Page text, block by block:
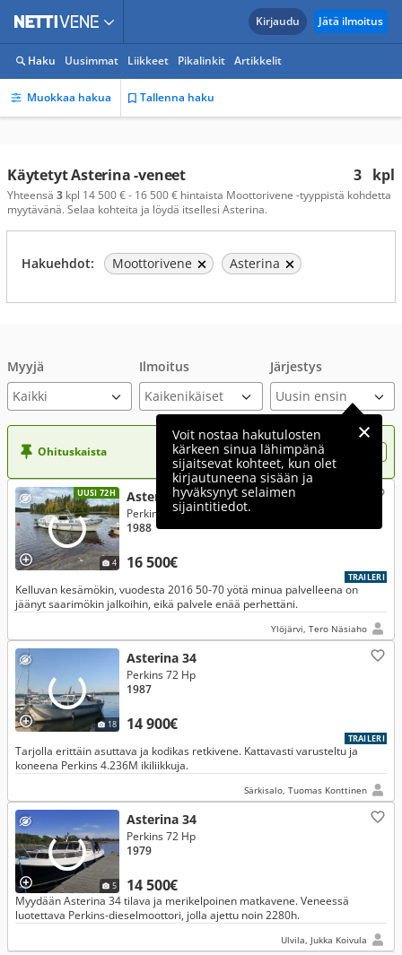
Kirjaudu Jätä ilmoitus
Haku Uusimmat Liikkeet Pikalinkit Artikkelit
Muokkaa hakua Tallenna haku
3 kpl
Käytetyt Asterina -veneet
Yhteensä 3 kpl 14 500 € - 16 500 € hintaista Moottorivene -tyyppistä kohdetta
myytävänä. Selaa kohteita ja löydä itsellesi Asterina.
Hakuehdot: Moottorivene Asterina
Myyjä Ilmoitus Järjestys
Voit nostaa hakutulosten
kärkeen sinua lähimpänä
sijaitsevat kohteet, kun olet
kirjautuneena sisään ja
hyväksynyt selaimen
sijaintitiedot.
Ohituskaista Nosta ilmoituksesi tähän?
UUSI 72H
4
Asterina Muu malli 34
16 500€
Perkins 49 Hp 1988
1988
TRAILERI
Kelluvan kesämökin, vuodesta 2016 50-70 yötä minua palvelleena on
jäänyt saarimökin jalkoihin, eikä palvele enää perhettäni.
Ylöjärvi, Tero Näsiaho
18
Asterina 34
14 900€
Perkins 72 Hp
1987
TRAILERI
Tarjolla erittäin asuttava ja kodikas retkivene. Kattavasti varusteltu ja
koneena Perkins 4.236M ikiliikkuja.
Särkisalo, Tuomas Konttinen
5
Asterina 34
14 500€
Perkins 72 Hp
1979
Myydään Asterina 34 tilava ja merikelpoinen matkavene. Veneessä
luotettava Perkins-dieselmoottori, jolla ajettu noin 2280h.
Ulvila, Jukka Koivula